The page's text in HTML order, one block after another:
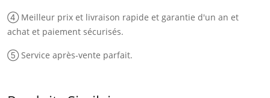
④ Meilleur prix et livraison rapide et garantie d'un an et
achat et paiement sécurisés.
⑤ Service après-vente parfait.